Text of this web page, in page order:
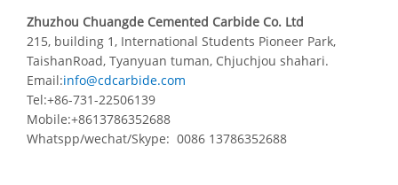
Zhuzhou Chuangde Cemented Carbide Co. Ltd
215, building 1, International Students Pioneer Park,
TaishanRoad, Tyanyuan tuman, Chjuchjou shahari.
Email:info@cdcarbide.com
Tel:+86-731-22506139
Mobile:+8613786352688
Whatspp/wechat/Skype: 0086 13786352688